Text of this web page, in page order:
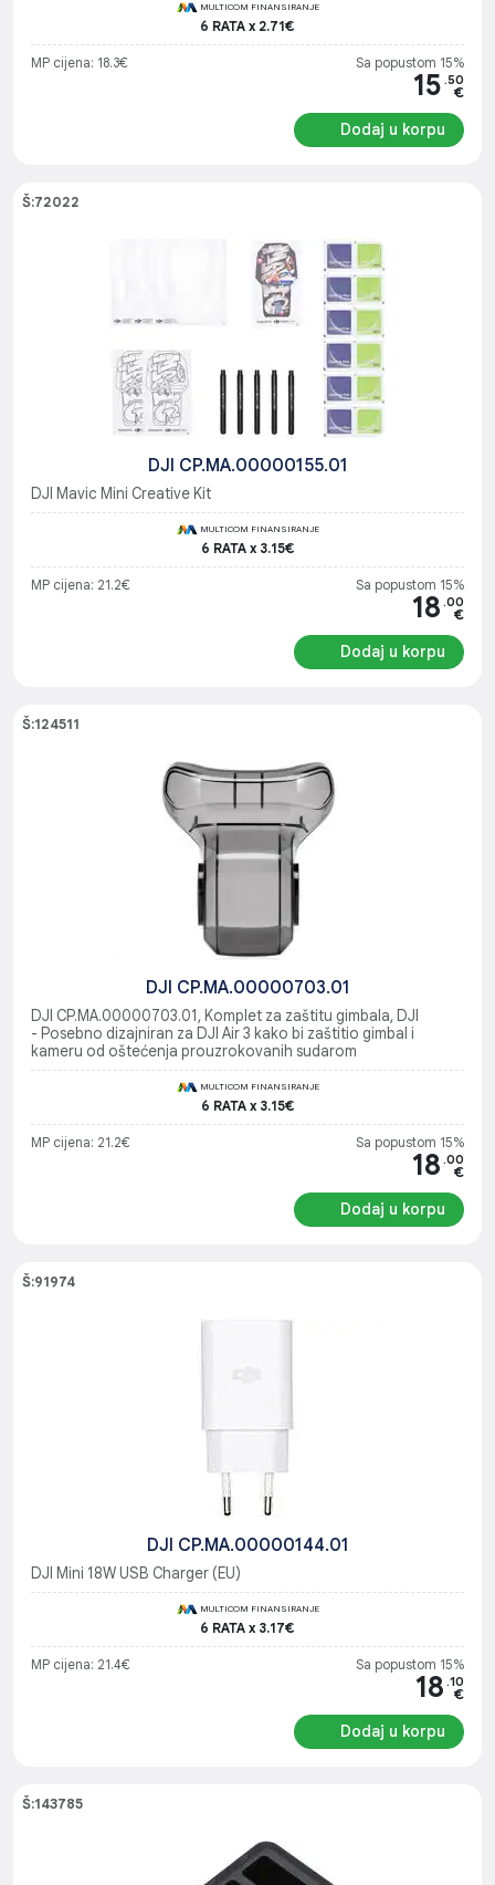
MULTICOM FINANSIRANJE
6 RATA x 2.71€
MP cijena: 18.3€ Sa popustom 15%
15 .50
€
Dodaj u korpu
Š:72022
DJI CP.MA.00000155.01
DJI Mavic Mini Creative Kit
MULTICOM FINANSIRANJE
6 RATA x 3.15€
MP cijena: 21.2€ Sa popustom 15%
18 .00
€
Dodaj u korpu
Š:124511
DJI CP.MA.00000703.01
DJI CP.MA.00000703.01, Komplet za zaštitu gimbala, DJI
- Posebno dizajniran za DJI Air 3 kako bi zaštitio gimbal i
kameru od oštećenja prouzrokovanih sudarom
MULTICOM FINANSIRANJE
6 RATA x 3.15€
MP cijena: 21.2€ Sa popustom 15%
18 .00
€
Dodaj u korpu
Š:91974
DJI CP.MA.00000144.01
DJI Mini 18W USB Charger (EU)
MULTICOM FINANSIRANJE
6 RATA x 3.17€
MP cijena: 21.4€ Sa popustom 15%
18 .10
€
Dodaj u korpu
Š:143785